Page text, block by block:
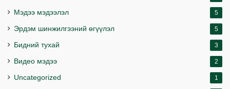
Мэдээ мэдээлэл 5
Эрдэм шинжилгээний өгүүлэл 5
Бидний тухай 3
Видео мэдээ 2
Uncategorized 1